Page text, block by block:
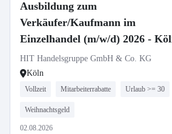
Ausbildung zum
Verkäufer/Kaufmann im
Einzelhandel (m/w/d) 2026 -
Braunsfeld
HIT Handelsgruppe GmbH & Co. KG
Köln
Vollzeit Mitarbeiterrabatte Urlaub >= 30
Weihnachtsgeld
02.08.2026